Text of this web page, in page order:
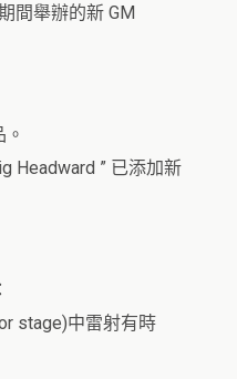
間舉辦的新 GM
Headward ” 已添加新
stage)中雷射有時